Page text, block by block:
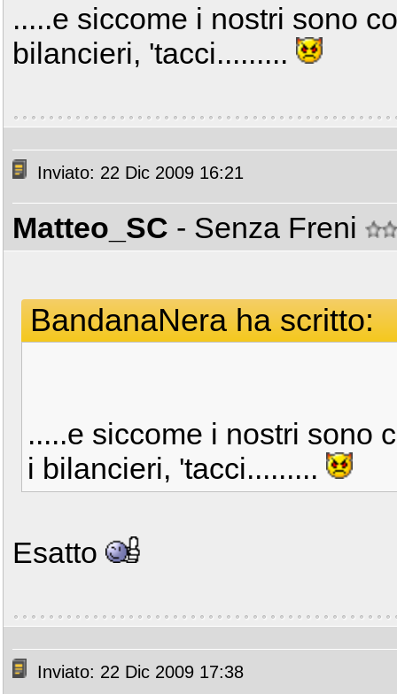
.....e siccome i nostri sono
bilancieri, 'tacci.........
Inviato: 22 Dic 2009 16:21
Matteo_SC - Senza Freni
BandanaNera ha scritto:
.....e siccome i nostri sono
i bilancieri, 'tacci.........
Esatto
Inviato: 22 Dic 2009 17:38